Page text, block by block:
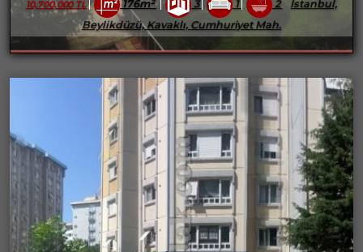
10,700,000 TL 176m² 3 1 2
İstanbul,
Beylikdüzü, Kavaklı, Cumhuriyet Mah.